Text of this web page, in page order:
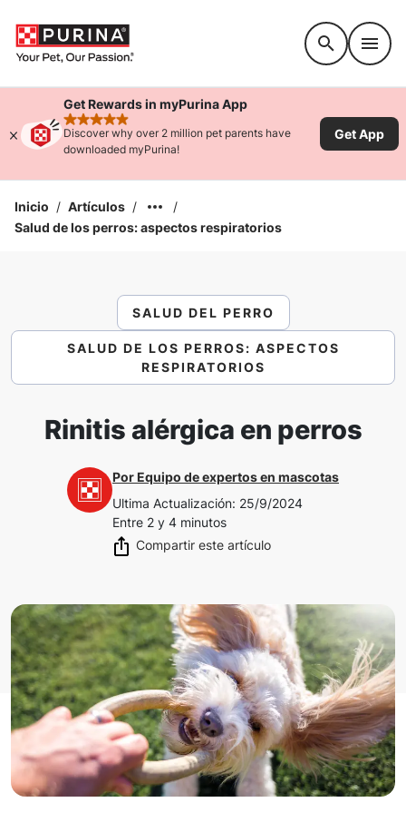
Get Rewards in myPurina App
rated 4.9 stars
Discover why over 2 million pet parents have
downloaded myPurina!
Get App
Inicio / Artículos /
/
Salud de los perros: aspectos respiratorios
SALUD DEL PERRO
SALUD DE LOS PERROS: ASPECTOS
RESPIRATORIOS
Rinitis alérgica en perros
PorEquipo de expertos en mascotas
Ultima Actualización: 25/9/2024
Entre 2 y 4 minutos
Compartir este artículo